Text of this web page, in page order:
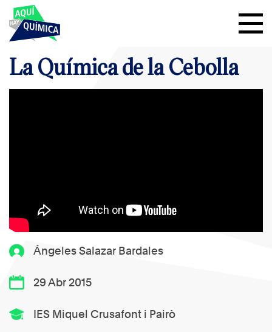
Ángeles Salazar Bardales
29 Abr 2015
IES Miquel Crusafont i Pairò
La Química de la Cebolla